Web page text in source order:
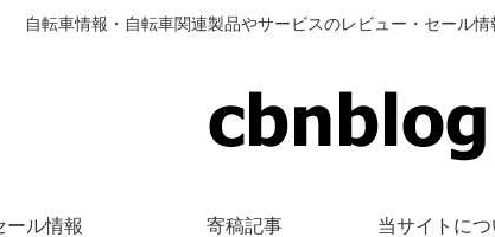
自転車情報・自転車関連製品やサービスのレビュー・セール
ール情報 寄稿記事 当サイトにつ